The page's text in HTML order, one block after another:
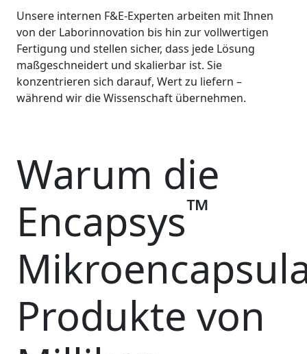
Unsere internen F&E-Experten arbeiten mit Ihnen
von der Laborinnovation bis hin zur vollwertigen
Fertigung und stellen sicher, dass jede Lösung
maßgeschneidert und skalierbar ist. Sie
konzentrieren sich darauf, Wert zu liefern –
während wir die Wissenschaft übernehmen.
Warum die
Encapsys™
Produkte von